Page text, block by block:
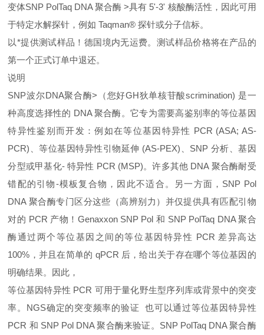
变体SNP PolTaq DNA 聚合酶 >具有 5'-3' 核酸酶活性，因此可用
于特定水解探针，例如 Taqman® 探针或分子信标。
以*提供测试样品！德国境内无运费。测试样品价格将在产品的
第一个正式订单中退还。
说明
SNP波尔DNA聚合酶>（您好GH狄单核苷酸scrimination) 是一
种高度选择性的 DNA 聚合酶。它专为需要高鉴别率的等位基因
特异性鉴别而开发：例如在等位基因特异性 PCR (ASA; AS-
PCR)、等位基因特异性引物延伸 (AS-PEX)、SNP 分析、基因
分型或甲基化- 特异性 PCR (MSP)。许多其他 DNA 聚合酶耐受
错配的引物-模板复合物，因此不适合。另一方面，SNP Pol
DNA 聚合酶专门区分这些（高辨别力）并仅提供具有匹配引物
对的 PCR 产物！Genaxxon SNP Pol 和 SNP PolTaq DNA 聚合
酶通过两个等位基因之间的等位基因特异性 PCR 差异高达
100%，并且在简单的 qPCR 后，给出关于存在哪个等位基因的
明确结果。因此，
等位基因特异性 PCR 可用于量化野生型序列库或背景中的突变
率。NGS确定的突变频率的验证 也可以通过等位基因特异性
PCR 和 SNP Pol DNA 聚合酶来验证。SNP PolTaq DNA 聚合酶